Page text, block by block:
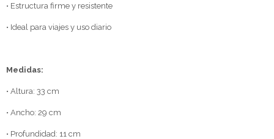
• Estructura firme y resistente
• Ideal para viajes y uso diario
Medidas:
• Altura: 33 cm
• Ancho: 29 cm
• Profundidad: 11 cm